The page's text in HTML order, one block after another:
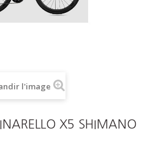
l'image
X5 SHIMANO